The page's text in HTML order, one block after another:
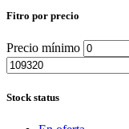
Fitro por precio
Precio mínimo
Stock status